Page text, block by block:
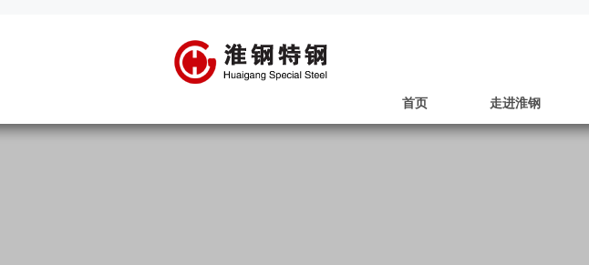
首页 走进淮钢